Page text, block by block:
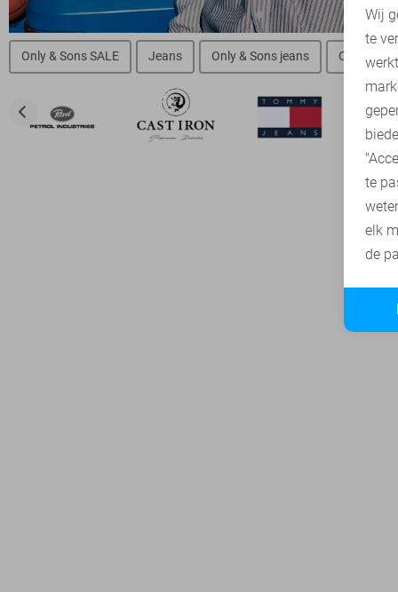
Only & Sons SALE Jeans Only & Sons jeans Only &
Wij
te
te
elk
de